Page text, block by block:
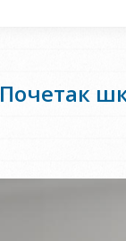
Почетак